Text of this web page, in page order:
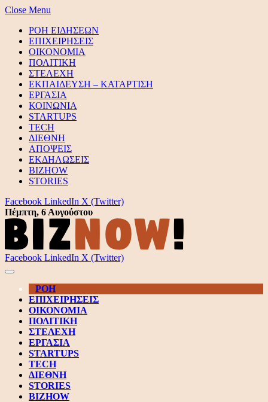
Close Menu
ΡΟΗ ΕΙΔΗΣΕΩΝ
ΕΠΙΧΕΙΡΗΣΕΙΣ
ΟΙΚΟΝΟΜΙΑ
ΠΟΛΙΤΙΚΗ
ΣΤΕΛΕΧΗ
ΕΚΠΑΙΔΕΥΣΗ – ΚΑΤΑΡΤΙΣΗ
ΕΡΓΑΣΙΑ
ΚΟΙΝΩΝΙΑ
STARTUPS
TECH
ΔΙΕΘΝΗ
ΑΠΟΨΕΙΣ
ΕΚΔΗΛΩΣΕΙΣ
BIZHOW
STORIES
Facebook LinkedIn X (Twitter)
Πέμπτη, 6 Αυγούστου
Facebook LinkedIn X (Twitter)
ΡΟΗ
ΕΠΙΧΕΙΡΗΣΕΙΣ
ΟΙΚΟΝΟΜΙΑ
ΠΟΛΙΤΙΚΗ
ΣΤΕΛΕΧΗ
ΕΡΓΑΣΙΑ
STARTUPS
TECH
ΔΙΕΘΝΗ
STORIES
BIZHOW